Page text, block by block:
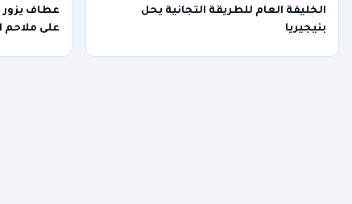
الخليفة العام للطريقة التجانية يحل
بنيجيريا
عطاف
على ملاحم